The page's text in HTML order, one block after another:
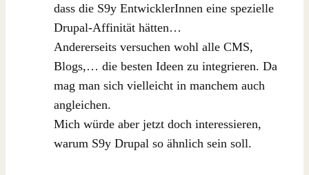
dass die S9y EntwicklerInnen eine spezielle
Drupal-Affinität hätten…
Andererseits versuchen wohl alle CMS,
Blogs,… die besten Ideen zu integrieren. Da
mag man sich vielleicht in manchem auch
angleichen.
Mich würde aber jetzt doch interessieren,
warum S9y Drupal so ähnlich sein soll.